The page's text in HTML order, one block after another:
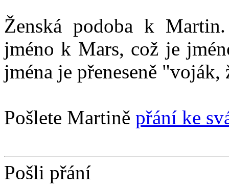
Ženská podoba k
jméno k Mars, což je
jména je přeneseně
Pošlete Martině přání ke
Pošli přání